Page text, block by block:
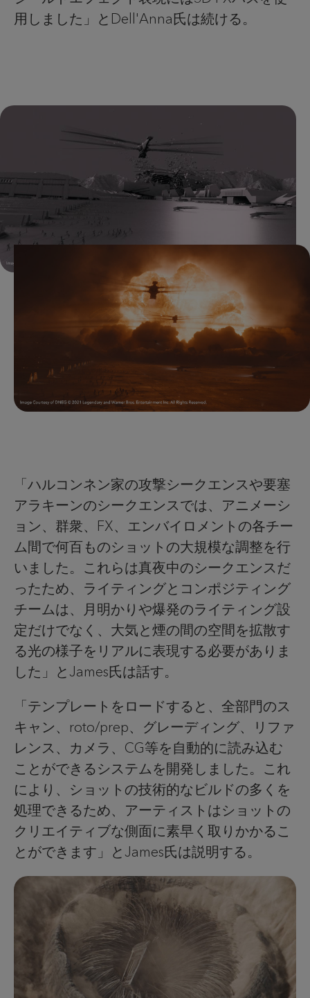
用しました」とDell'Anna氏は続ける。
「ハルコンネン家の攻撃シークエンスや要塞
アラキーンのシークエンスでは、アニメーシ
ョン、群衆、FX、エンバイロメントの各チー
ム間で何百ものショットの大規模な調整を行
いました。これらは真夜中のシークエンスだ
ったため、ライティングとコンポジティング
チームは、月明かりや爆発のライティング設
定だけでなく、大気と煙の間の空間を拡散す
る光の様子をリアルに表現する必要がありま
した」とJames氏は話す。
「テンプレートをロードすると、全部門のス
キャン、roto/prep、グレーディング、リファ
レンス、カメラ、CG等を自動的に読み込む
ことができるシステムを開発しました。これ
により、ショットの技術的なビルドの多くを
処理できるため、アーティストはショットの
クリエイティブな側面に素早く取りかかるこ
とができます」とJames氏は説明する。